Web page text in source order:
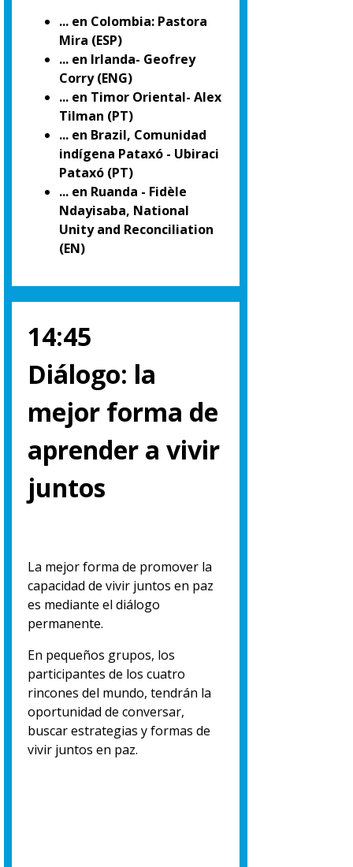
... en Colombia: Pastora
Mira (ESP)
... en Irlanda- Geofrey
Corry (ENG)
... en Timor Oriental- Alex
Tilman (PT)
... en Brazil, Comunidad
indígena Pataxó - Ubiraci
Pataxó (PT)
... en Ruanda - Fidèle
Ndayisaba, National
Unity and Reconciliation
(EN)
14:45
Diálogo: la
mejor forma de
aprender a vivir
juntos
La mejor forma de promover la
capacidad de vivir juntos en paz
es mediante el diálogo
permanente.
En pequeños grupos, los
participantes de los cuatro
rincones del mundo, tendrán la
oportunidad de conversar,
buscar estrategias y formas de
vivir juntos en paz.